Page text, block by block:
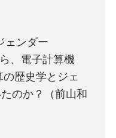
ェンダー
、電子計算機
歴史学とジェ
のか？（前山和